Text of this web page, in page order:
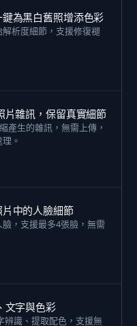
為黑白舊照增添色彩
析度細節，支援修復褪
片雜訊，保留真實細節
產生的雜訊，無需上傳，
。
中的人臉細節
，支援最多4張臉，無需
文字與色彩
辨識、提取配色，支援無